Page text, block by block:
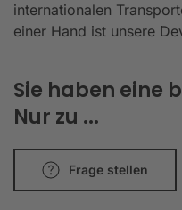
internationalen
einer Hand ist unsere
Sie haben eine
Nur zu ...
Frage stellen